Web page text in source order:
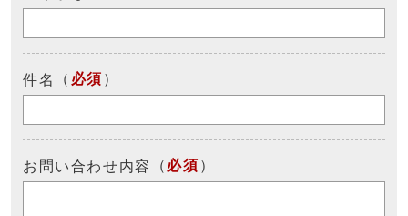
件名 （ 必須 ）
お問い合わせ内容 （ 必須 ）